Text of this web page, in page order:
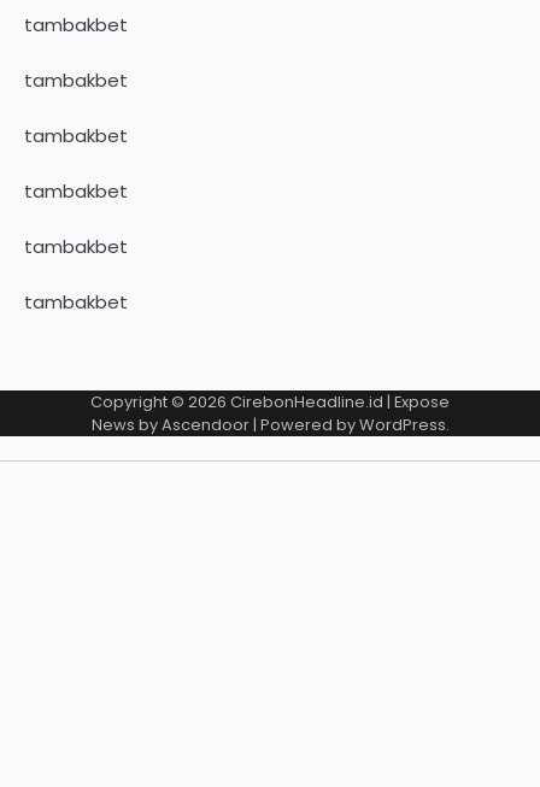
tambakbet
tambakbet
tambakbet
tambakbet
tambakbet
tambakbet
Copyright © 2026 CirebonHeadline.id | Expose
News byAscendoor| Powered byWordPress.